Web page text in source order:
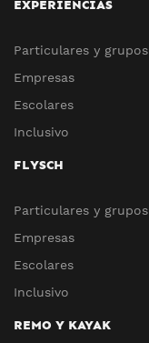
EXPERIENCIAS
Particulares y grupos
Empresas
Escolares
Inclusivo
FLYSCH
Particulares y grupos
Empresas
Escolares
Inclusivo
REMO Y KAYAK